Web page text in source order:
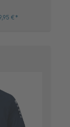
€*